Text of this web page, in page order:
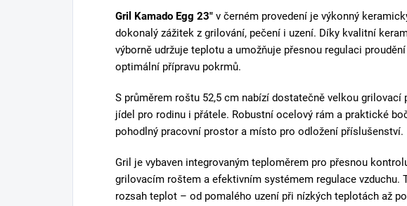
Gril Kamado Egg 23" v černém provedení je výkonný
dokonalý zážitek z grilování, pečení i uzení. Díky kvalitní
výborně udržuje teplotu a umožňuje přesnou regulaci
optimální přípravu pokrmů.
S průměrem roštu 52,5 cm nabízí dostatečně velkou grilovací
jídel pro rodinu i přátele. Robustní ocelový rám a praktické
pohodlný pracovní prostor a místo pro odložení příslušenství.
Gril je vybaven integrovaným teploměrem pro přesnou
grilovacím roštem a efektivním systémem regulace vzduchu.
rozsah teplot – od pomalého uzení při nízkých teplotách až